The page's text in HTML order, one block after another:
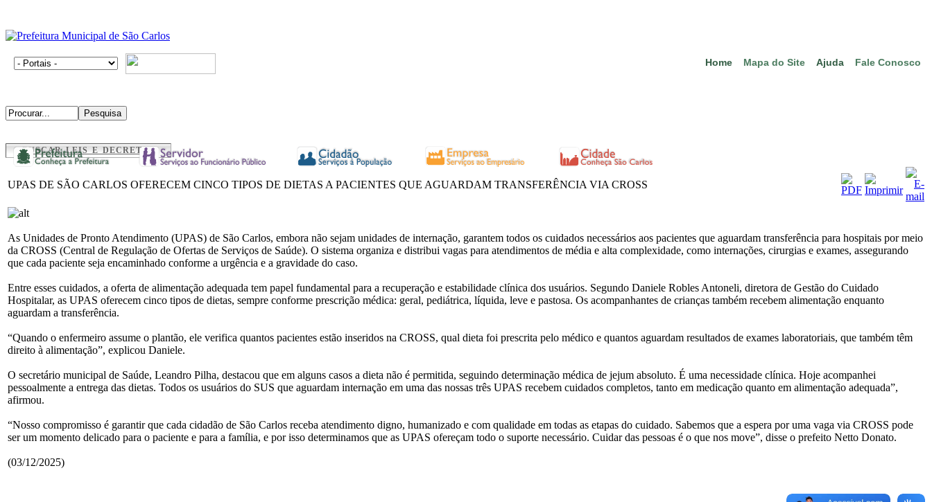
Home Mapa do Site Ajuda Fale Conosco
BUSCAR LEIS E DECRETOS
UPAS DE SÃO CARLOS OFERECEM CINCO TIPOS DE DIETAS A PACIENTES QUE AGUARDAM TRANSFERÊNCIA VIA CROSS
As Unidades de Pronto Atendimento (UPAS) de São Carlos, embora não sejam unidades de internação, garantem todos os cuidados necessários aos pacientes que aguardam transferência para hospitais por meio
da CROSS (Central de Regulação de Ofertas de Serviços de Saúde). O sistema organiza e distribui vagas para atendimentos de média e alta complexidade, como internações, cirurgias e exames, assegurando
que cada paciente seja encaminhado conforme a urgência e a gravidade do caso.
Entre esses cuidados, a oferta de alimentação adequada tem papel fundamental para a recuperação e estabilidade clínica dos usuários. Segundo Daniele Robles Antoneli, diretora de Gestão do Cuidado
Hospitalar, as UPAS oferecem cinco tipos de dietas, sempre conforme prescrição médica: geral, pediátrica, líquida, leve e pastosa. Os acompanhantes de crianças também recebem alimentação enquanto
aguardam a transferência.
“Quando o enfermeiro assume o plantão, ele verifica quantos pacientes estão inseridos na CROSS, qual dieta foi prescrita pelo médico e quantos aguardam resultados de exames laboratoriais, que também têm
direito à alimentação”, explicou Daniele.
O secretário municipal de Saúde, Leandro Pilha, destacou que em alguns casos a dieta não é permitida, seguindo determinação médica de jejum absoluto. É uma necessidade clínica. Hoje acompanhei
pessoalmente a entrega das dietas. Todos os usuários do SUS que aguardam internação em uma das nossas três UPAS recebem cuidados completos, tanto em medicação quanto em alimentação adequada”,
afirmou.
“Nosso compromisso é garantir que cada cidadão de São Carlos receba atendimento digno, humanizado e com qualidade em todas as etapas do cuidado. Sabemos que a espera por uma vaga via CROSS pode
ser um momento delicado para o paciente e para a família, e por isso determinamos que as UPAS ofereçam todo o suporte necessário. Cuidar das pessoas é o que nos move”, disse o prefeito Netto Donato.
(03/12/2025)